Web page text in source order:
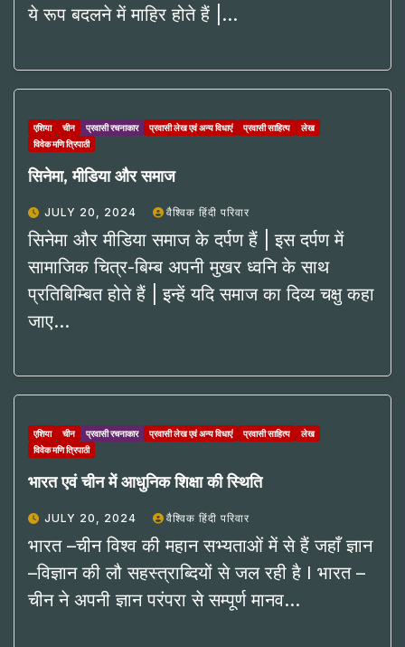
ये रूप बदलने में माहिर होते हैं |…
एशिया चीन प्रवासी रचनाकार प्रवासी लेख एवं अन्य विधाएं प्रवासी साहित्य
लेख
विवेक मणि त्रिपाठी
सिनेमा, मीडिया और समाज
JULY 20, 2024 वैश्विक हिंदी परिवार
सिनेमा और मीडिया समाज के दर्पण हैं | इस दर्पण में
सामाजिक चित्र-बिम्ब अपनी मुखर ध्वनि के साथ
प्रतिबिम्बित होते हैं | इन्हें यदि समाज का दिव्य चक्षु कहा
जाए…
एशिया चीन प्रवासी रचनाकार प्रवासी लेख एवं अन्य विधाएं प्रवासी साहित्य
लेख
विवेक मणि त्रिपाठी
भारत एवं चीन में आधुनिक शिक्षा की स्थिति
JULY 20, 2024 वैश्विक हिंदी परिवार
भारत –चीन विश्व की महान सभ्यताओं में से हैं जहाँ ज्ञान
–विज्ञान की लौ सहस्त्राब्दियों से जल रही है I भारत –
चीन ने अपनी ज्ञान परंपरा से सम्पूर्ण मानव…